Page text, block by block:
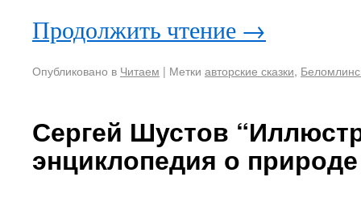
Продолжить чтение →
Опубликовано в Читаем | Метки авторские сказки,
Сергей Шустов
энциклопедия о